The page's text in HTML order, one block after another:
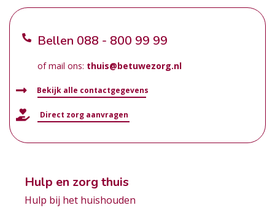
Bellen 088 - 800 99 99
of mail ons: thuis@betuwezorg.nl
Bekijk alle contactgegevens
Direct zorg aanvragen
Hulp en zorg thuis
Hulp bij het huishouden